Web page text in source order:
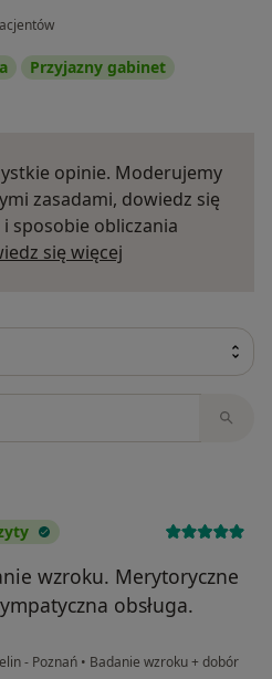
Przyjazny gabinet
opinie. Moderujemy
zasadami, dowiedz się
sposobie obliczania
się więcej
wzroku. Merytoryczne
obsługa.
- Poznań • Badanie wzroku + dobór